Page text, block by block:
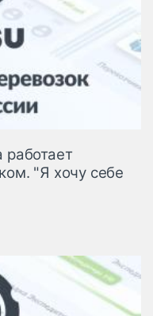
работает
"Я хочу себе